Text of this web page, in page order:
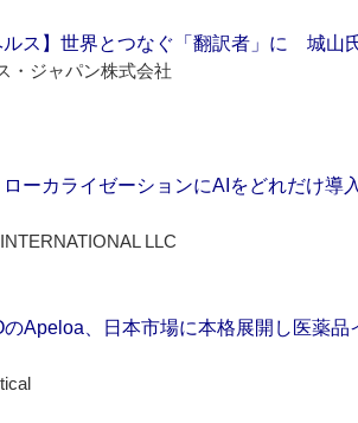
ルス】世界とつなぐ「翻訳者」に 城山
・ジャパン株式会社
ーカライゼーションにAIをどれだけ導
LLC
Apeloa、日本市場に本格展開し医薬品